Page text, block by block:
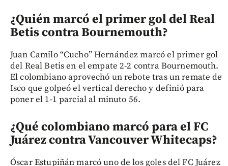
¿Quién marcó el primer gol del Real
Betis contra Bournemouth?
Juan Camilo “Cucho” Hernández marcó el primer gol
del Real Betis en el empate 2-2 contra Bournemouth.
El colombiano aprovechó un rebote tras un remate de
Isco que golpeó el vertical derecho y definió para
poner el 1-1 parcial al minuto 56.
¿Qué colombiano marcó para el FC
Juárez contra Vancouver Whitecaps?
Óscar Estupiñán marcó uno de los goles del FC Juárez